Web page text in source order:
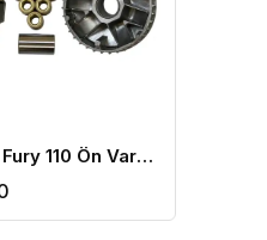
Mondial Fury 110 Ön Varyatör Yarım